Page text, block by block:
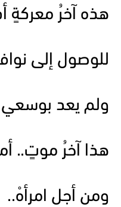
هذه آخرُ معركةٍ
للوصول إلى
ولم يعد بوسعي
هذا آخرُ موتٍ..
ومن أجل امرأهْ..